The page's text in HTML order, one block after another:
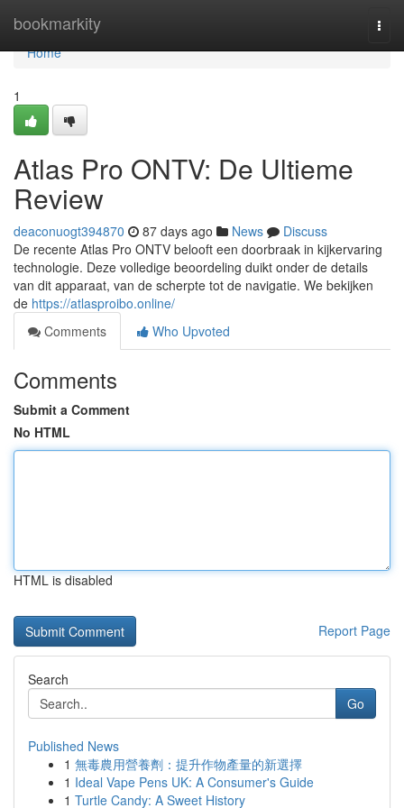
bookmarkity
Home
Home
1
Atlas Pro ONTV: De Ultieme
Review
deaconuogt394870 87 days ago News
Discuss
De recente Atlas Pro ONTV belooft een doorbraak in kijkervaring
technologie. Deze volledige beoordeling duikt onder de details
van dit apparaat, van de scherpte tot de navigatie. We bekijken
de https://atlasproibo.online/
Comments
Who Upvoted
Comments
Submit a Comment
No HTML
HTML is disabled
Report Page
Search
Go
Published News
1 無毒農用營養劑：提升作物產量的新選擇
1 Ideal Vape Pens UK: A Consumer's Guide
1 Turtle Candy: A Sweet History